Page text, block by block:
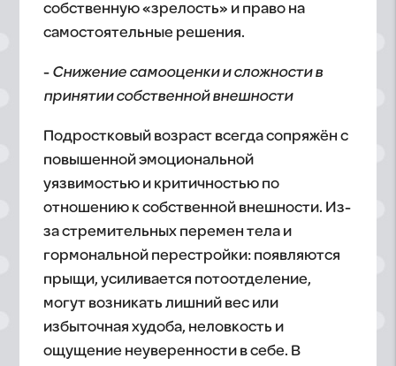
собственную «зрелость» и право на
самостоятельные решения.
- Снижение самооценки и сложности в
принятии собственной внешности
Подростковый возраст всегда сопряжён с
повышенной эмоциональной
уязвимостью и критичностью по
отношению к собственной внешности. Из-
за стремительных перемен тела и
гормональной перестройки: появляются
прыщи, усиливается потоотделение,
могут возникать лишний вес или
избыточная худоба, неловкость и
ощущение неуверенности в себе. В